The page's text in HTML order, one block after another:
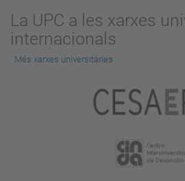
La UPC a les xarxes
internacionals
Més xarxes universitàries